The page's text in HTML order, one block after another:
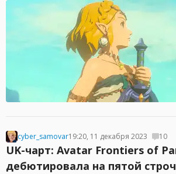
cyber_samovar19:20, 11 декабря 2023 10
UK-чарт: Avatar Frontiers of
дебютировала на пятой